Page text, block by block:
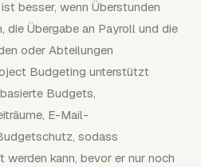
besser, wenn Überstunden
die Übergabe an Payroll und die
oder Abteilungen
Budgeting unterstützt
Budgets,
E-Mail-
sodass
kann, bevor er nur noch